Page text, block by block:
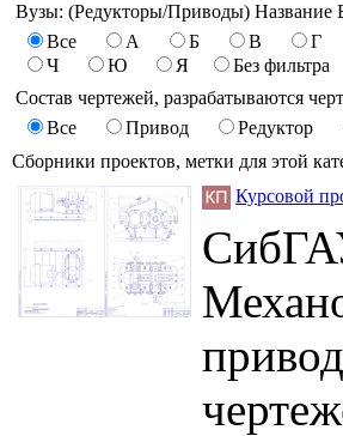
Вузы: (Редукторы/Приводы) Название
Все
А Б В Г
Ч
Ю Я
Без фильтра
Состав чертежей, разрабатываются
Все
Привод Редуктор
Сборники проектов, метки для этой
Курсовой